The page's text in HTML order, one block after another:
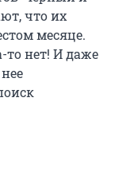
что их
месяце.
то нет! И даже